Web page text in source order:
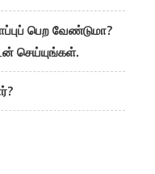
பெற வேண்டுமா?
செய்யுங்கள்.